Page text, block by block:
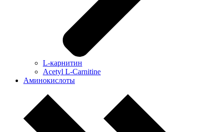
L-карнитин
Acetyl L-Carnitine
Аминокислоты